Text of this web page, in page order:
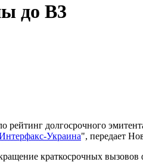
до В3
долгосрочного
Украина", передает
краткосрочных